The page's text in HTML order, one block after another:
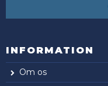
INFORMATION
Om os